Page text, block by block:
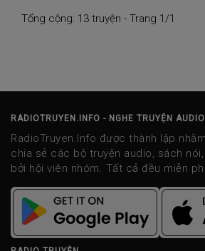
Tổng cộng: 13 truyện - Trang 1/1
RADIOTRUYEN.INFO - NGHE TRUYỆN
RadioTruyen.Info được thành lập
chia sẻ các bộ truyện audio, sách
bởi hội viên nhóm. Tất cả đều miễn